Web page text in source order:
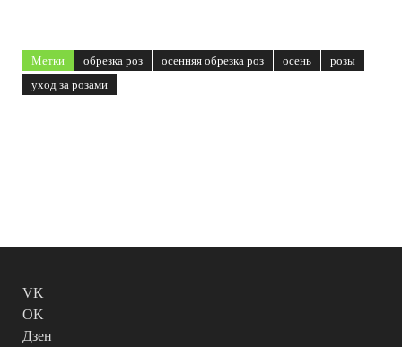
Метки обрезка роз осенняя обрезка роз осень
розы
уход за розами
VK
OK
Дзен